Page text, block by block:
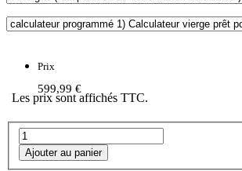
Prix
599,99 €
Les prix sont affichés TTC.